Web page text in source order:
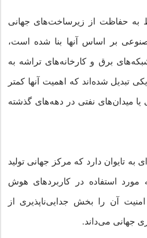
حفاظت از زیرساخت‌های جهانی
بر اساس آنها بنا شده است،
برق و کارخانه‌های تراشه به
تبدیل شده‌اند که اهمیت آنها کمتر
یا میدان‌های نفتی در دهه‌های گذشته
به تایوان دارد که مرکز جهانی تولید
مورد استفاده در کاربردهای هوش
آن را بخش جدایی‌ناپذیری از
جهانی می‌داند.